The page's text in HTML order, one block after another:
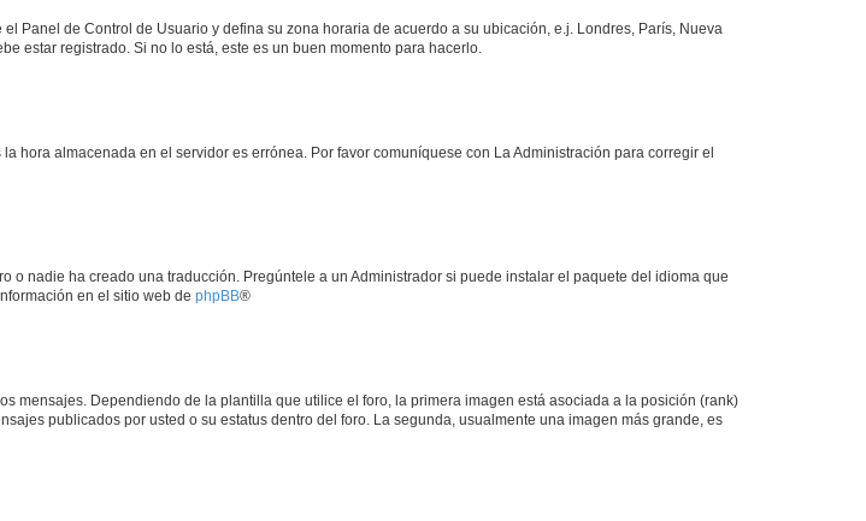
Panel de Control de Usuario y defina su zona horaria de acuerdo a su ubicación, e.j. Londres, París, Nueva
estar registrado. Si no lo está, este es un buen momento para hacerlo.
hora almacenada en el servidor es errónea. Por favor comuníquese con La Administración para corregir el
nadie ha creado una traducción. Pregúntele a un Administrador si puede instalar el paquete del idioma que
en el sitio web de phpBB®
mensajes. Dependiendo de la plantilla que utilice el foro, la primera imagen está asociada a la posición (rank)
publicados por usted o su estatus dentro del foro. La segunda, usualmente una imagen más grande, es